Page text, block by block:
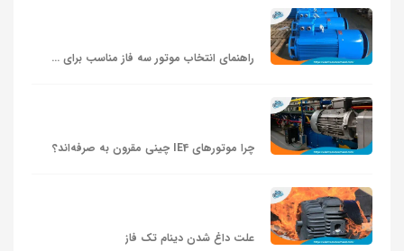
راهنمای انتخاب موتور سه‌ فاز مناسب برای پمپ و فن
چرا موتورهای IE4 چینی مقرون‌ به‌ صرفه‌اند؟
علت داغ شدن دینام تک فاز